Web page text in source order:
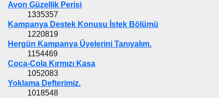
Avon Güzellik Perisi
1335357
Kampanya Destek Konusu İstek Bölümü
1220819
Hergün Kampanya Üyelerini Tanıyalım.
1154469
Coca-Cola Kırmızı Kasa
1052083
Yoklama Defterimiz.
1018548